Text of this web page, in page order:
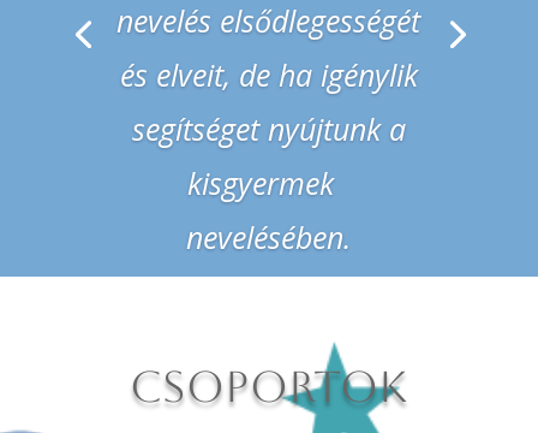
kibontakoztathatják
képességeiket,
motiváltak a játékra , a
mozgásra,
önállósodásra.
CSOPORTOK